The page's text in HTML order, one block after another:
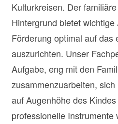
Kulturkreisen. Der
Hintergrund bietet
Förderung optimal auf das
auszurichten. Unser
Aufgabe, eng mit den
zusammenzuarbeiten,
auf Augenhöhe des
professionelle